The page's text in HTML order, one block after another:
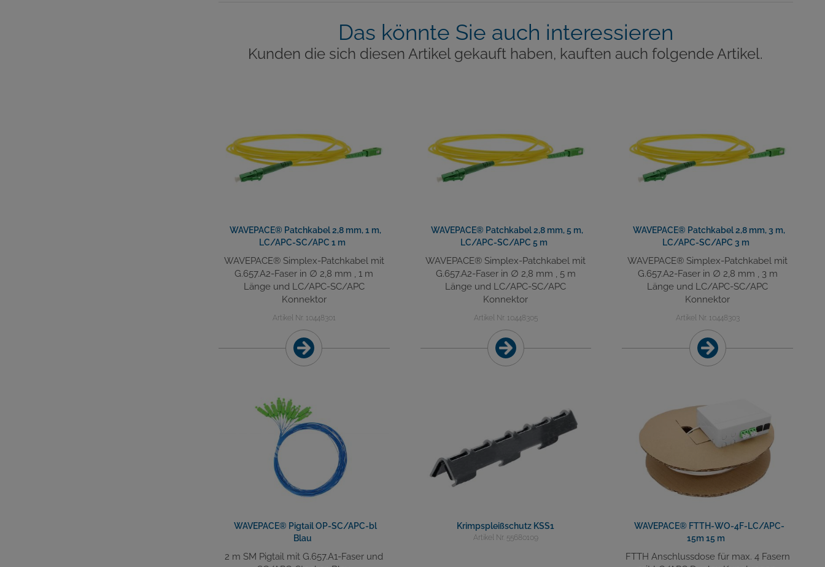
Das könnte Sie auch interessieren
Kunden die sich diesen Artikel gekauft haben, kauften auch folgende Artikel.
WAVEPACE® Patchkabel 2,8 mm, 1 m,
LC/APC-SC/APC 1 m
WAVEPACE® Simplex-Patchkabel mit
G.657.A2-Faser in ∅ 2,8 mm , 1 m
Länge und LC/APC-SC/APC
Konnektor
Artikel Nr. 10448301
WAVEPACE® Patchkabel 2,8 mm, 5 m,
LC/APC-SC/APC 5 m
WAVEPACE® Simplex-Patchkabel mit
G.657.A2-Faser in ∅ 2,8 mm , 5 m
Länge und LC/APC-SC/APC
Konnektor
Artikel Nr. 10448305
WAVEPACE® Patchkabel 2,8 mm, 3 m,
LC/APC-SC/APC 3 m
WAVEPACE® Simplex-Patchkabel mit
G.657.A2-Faser in ∅ 2,8 mm , 3 m
Länge und LC/APC-SC/APC
Konnektor
Artikel Nr. 10448303
WAVEPACE® Pigtail OP-SC/APC-bl
Blau
2 m SM Pigtail mit G.657.A1-Faser und
Krimpspleißschutz KSS1
Artikel Nr. 55680109
WAVEPACE® FTTH-WO-4F-LC/APC-
15m 15 m
FTTH Anschlussdose für max. 4 Fasern